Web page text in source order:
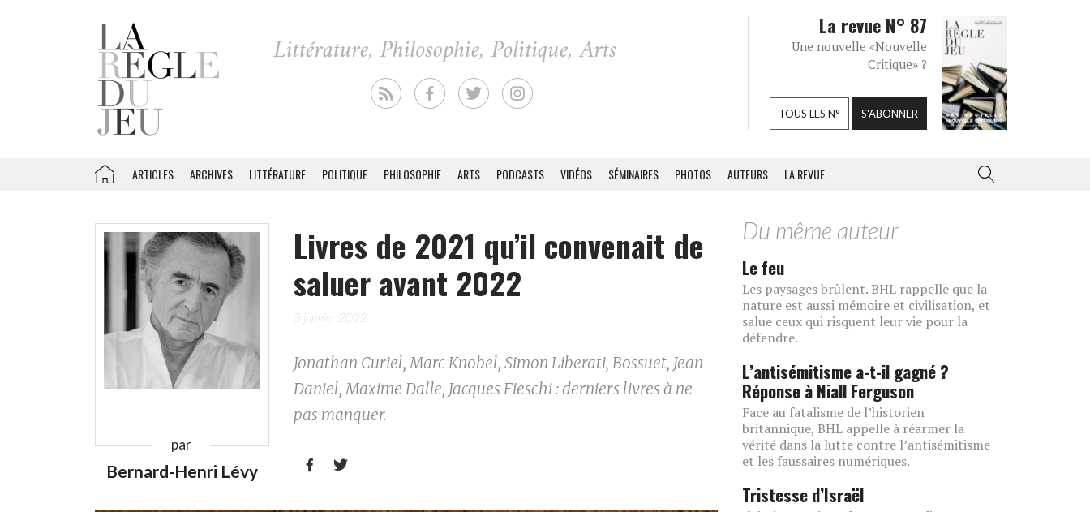
La revue N° 87
Une nouvelle «Nouvelle
Critique» ?
TOUS LES N° S'ABONNER
ARTICLES ARCHIVES LITTÉRATURE POLITIQUE PHILOSOPHIE ARTS PODCASTS VIDÉOS SÉMINAIRES PHOTOS AUTEURS LA REVUE
par
Bernard-Henri Lévy
Livres de 2021 qu’il convenait de
saluer avant 2022
3 janvier 2022
Jonathan Curiel, Marc Knobel, Simon Liberati, Bossuet, Jean
Daniel, Maxime Dalle, Jacques Fieschi : derniers livres à ne
pas manquer.
 
Du même auteur
Le feu
Les paysages brûlent. BHL rappelle que la
nature est aussi mémoire et civilisation, et
salue ceux qui risquent leur vie pour la
défendre.
L’antisémitisme a-t-il gagné ?
Réponse à Niall Ferguson
Face au fatalisme de l’historien
britannique, BHL appelle à réarmer la
vérité dans la lutte contre l’antisémitisme
et les faussaires numériques.
Tristesse d’Israël